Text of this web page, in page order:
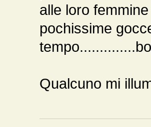
alle loro
pochissime
Qualcuno mi